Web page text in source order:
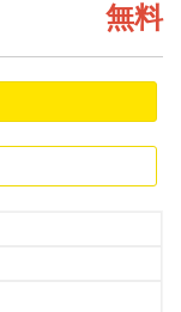
無料